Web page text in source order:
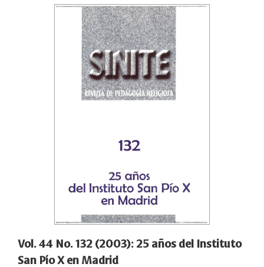
Vol. 44 No. 132 (2003): 25 años del Instituto
San Pío X en Madrid